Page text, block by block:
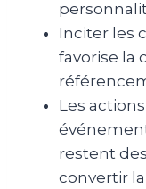
Inciter les
favorise la
Les
restent
convertir